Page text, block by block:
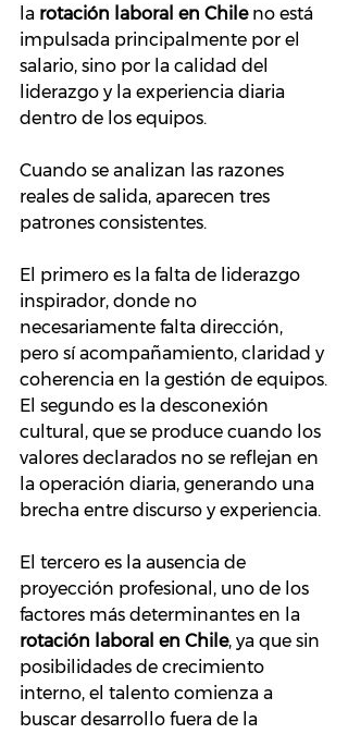
la rotación laboral en Chile no está
impulsada principalmente por el
salario, sino por la calidad del
liderazgo y la experiencia diaria
dentro de los equipos.
Cuando se analizan las razones
reales de salida, aparecen tres
patrones consistentes.
El primero es la falta de liderazgo
inspirador, donde no
necesariamente falta dirección,
pero sí acompañamiento, claridad y
coherencia en la gestión de equipos.
El segundo es la desconexión
cultural, que se produce cuando los
valores declarados no se reflejan en
la operación diaria, generando una
brecha entre discurso y experiencia.
El tercero es la ausencia de
proyección profesional, uno de los
factores más determinantes en la
rotación laboral en Chile, ya que sin
posibilidades de crecimiento
interno, el talento comienza a
buscar desarrollo fuera de la